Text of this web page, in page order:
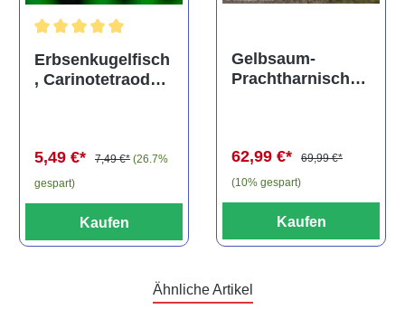
Durchschnittliche Bewertung von 5 von 5 Sternen
Erbsenkugelfisch
, Carinotetraodon
5,49 €* 7,49 €* (26.7%
gespart)
Kaufen
Gelbsaum-
Prachtharnischw
62,99 €*
69,99 €*
(10% gespart)
Kaufen
Ähnliche Artikel